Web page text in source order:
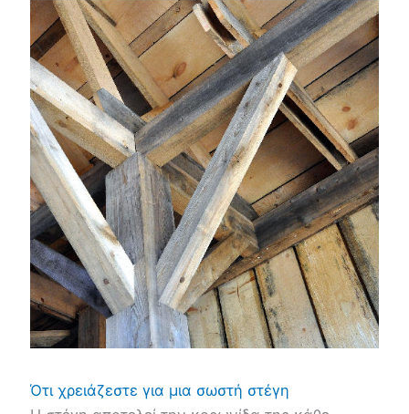
Ότι χρειάζεστε για μια σωστή στέγη